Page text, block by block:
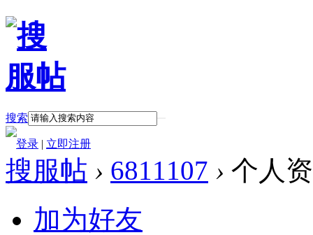
搜索
登录 | 立即注册
搜服帖 › 6811107 › 个人
加为好友